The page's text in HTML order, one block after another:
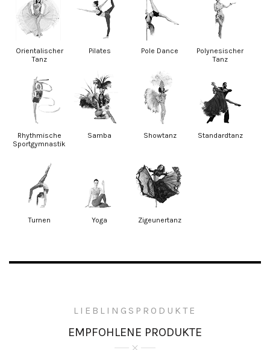
Orientalischer
Tanz
Pilates Pole Dance
Polynesischer
Tanz
Rhythmische
Sportgymnastik
Samba Showtanz Standardtanz
Turnen Yoga Zigeunertanz
LIEBLINGSPRODUKTE
EMPFOHLENE PRODUKTE